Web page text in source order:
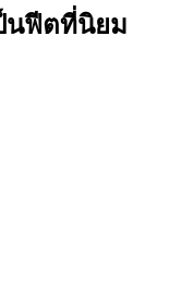
นฟีตที่นิยม